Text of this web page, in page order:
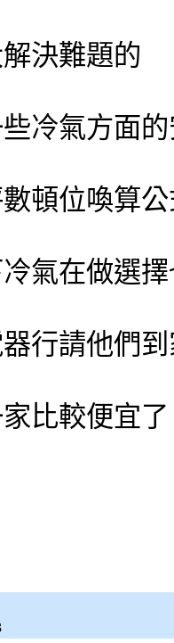
決難題的
冷氣方面
頓位喚算
冷氣在做選
行請他們
比較便宜了